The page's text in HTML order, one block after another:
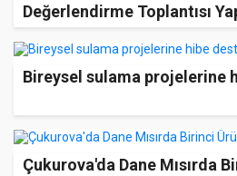
Değerlendirme Toplantısı
Bireysel sulama projelerine
Çukurova'da Dane Mısırda